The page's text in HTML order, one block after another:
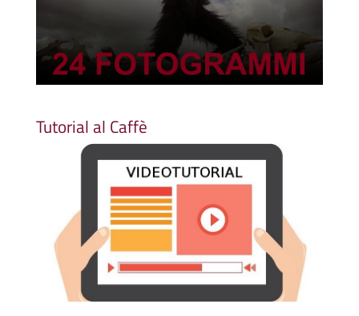
Tutorial al Caffè